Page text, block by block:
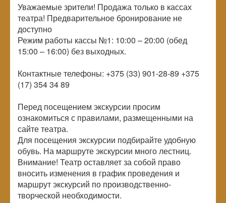
Уважаемые зрители! Продажа только в кассах
театра! Предварительное бронирование не
доступно
Режим работы кассы №1: 10:00 – 20:00 (обед
15:00 – 16:00) без выходных.
Контактные телефоны: +375 (33) 901-28-89 +375
(17) 354 34 89
Перед посещением экскурсии просим
ознакомиться с правилами, размещенными на
сайте театра.
Для посещения экскурсии подбирайте удобную
обувь. На маршруте экскурсии много лестниц.
Внимание! Театр оставляет за собой право
вносить изменения в график проведения и
маршрут экскурсий по производственно-
творческой необходимости.